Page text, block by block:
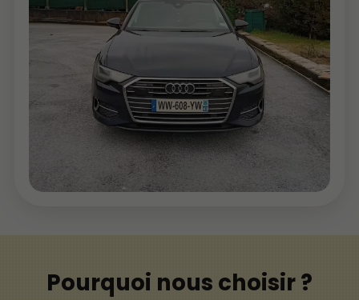
Pourquoi nous choisir ?